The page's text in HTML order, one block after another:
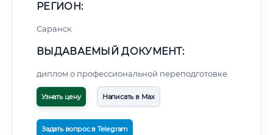
РЕГИОН:
Саранск
ВЫДАВАЕМЫЙ ДОКУМЕНТ:
диплом о профессиональной переподготовке
Узнать цену Написать в Max
Задать вопрос в Telegram